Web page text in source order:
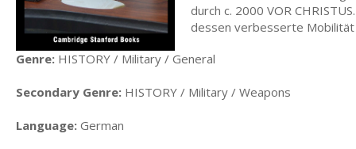
durch c. 2000 VOR
dessen verbesserte
Genre: HISTORY / Military / General
Secondary Genre: HISTORY / Military / Weapons
Language: German